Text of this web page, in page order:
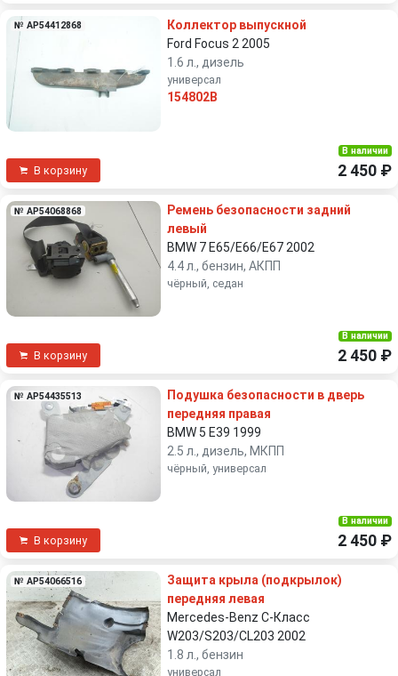
№ AP54412868
Коллектор выпускной
Ford Focus 2 2005
1.6 л., дизель
универсал
154802B
В корзину
В наличии
2 450 ₽
№ AP54068868
Ремень безопасности задний
левый
BMW 7 E65/E66/E67 2002
4.4 л., бензин, АКПП
чёрный, седан
В корзину
В наличии
2 450 ₽
№ AP54435513
Подушка безопасности в дверь
передняя правая
BMW 5 E39 1999
2.5 л., дизель, МКПП
чёрный, универсал
В корзину
В наличии
2 450 ₽
№ AP54066516
Защита крыла (подкрылок)
передняя левая
Mercedes-Benz C-Класс
W203/S203/CL203 2002
1.8 л., бензин
универсал